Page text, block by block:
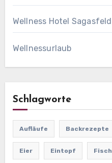
Wellness Hotel Sagasfeld
Wellnessurlaub
Schlagworte
Aufläufe Backrezepte
Eier Eintopf Fisch